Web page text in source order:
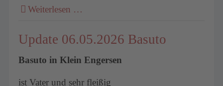
Weiterlesen …
Update 06.05.2026 Basuto
Basuto in Klein Engersen
ist Vater und sehr fleißig